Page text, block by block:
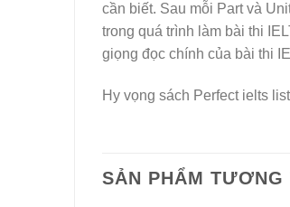
cần biết. Sau mỗi Part và
trong quá trình làm bài thi
giọng đọc chính của bài thi
Hy vọng sách Perfect ielts
SẢN PHẨM TƯƠNG